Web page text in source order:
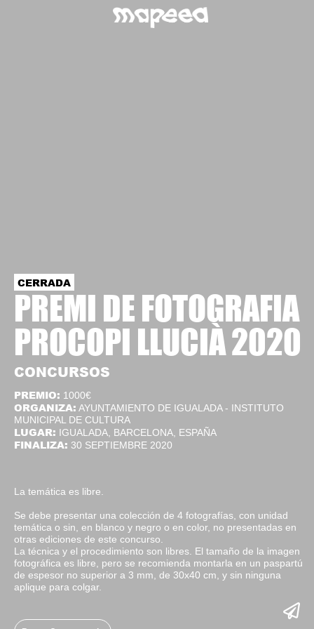
CERRADA
PREMI DE FOTOGRAFIA
PROCOPI LLUCIÀ 2020
CONCURSOS
PREMIO: 1000€
ORGANIZA: AYUNTAMIENTO DE IGUALADA - INSTITUTO
MUNICIPAL DE CULTURA
LUGAR: IGUALADA, BARCELONA, ESPAÑA
FINALIZA: 30 SEPTIEMBRE 2020
La temática es libre.
Se debe presentar una colección de 4 fotografías, con unidad
temática o sin, en blanco y negro o en color, no presentadas en
otras ediciones de este concurso.
La técnica y el procedimiento son libres. El tamaño de la imagen
fotográfica es libre, pero se recomienda montarla en un paspartú
de espesor no superior a 3 mm, de 30x40 cm, y sin ninguna
aplique para colgar.